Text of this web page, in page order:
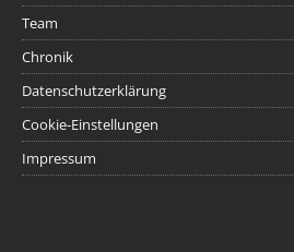
Team
Chronik
Datenschutzerklärung
Cookie-Einstellungen
Impressum